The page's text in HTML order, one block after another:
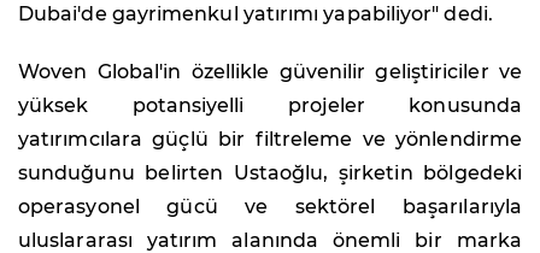
Dubai'de gayrimenkul yatırımı yapabiliyor" dedi.
Woven Global'in özellikle güvenilir geliştiriciler ve
yüksek potansiyelli projeler konusunda
yatırımcılara güçlü bir filtreleme ve yönlendirme
sunduğunu belirten Ustaoğlu, şirketin bölgedeki
operasyonel gücü ve sektörel başarılarıyla
uluslararası yatırım alanında önemli bir marka